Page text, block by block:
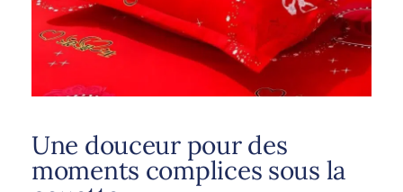
Une douceur pour des
moments complices sous la